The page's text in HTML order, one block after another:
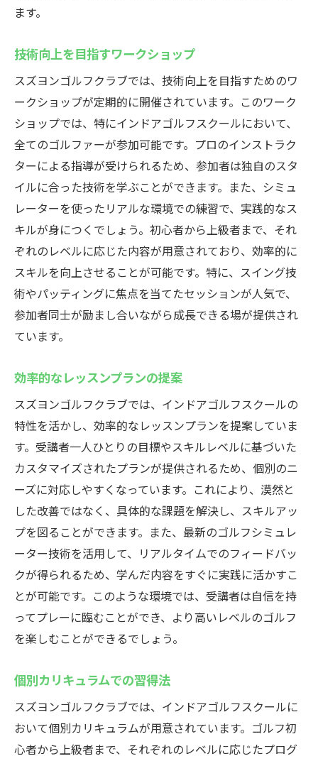
ます。
技術向上を目指すワークショップ
スズヨンゴルフクラブでは、技術向上を目指すためのワ
ークショップが定期的に開催されています。このワーク
ショップでは、特にインドアゴルフスクールにおいて、
全てのゴルファーが参加可能です。プロのインストラク
ターによる指導が受けられるため、参加者は独自のスタ
イルに合った技術を学ぶことができます。また、シミュ
レーターを使ったリアルな環境での練習で、実践的なス
キルが身につくでしょう。初心者から上級者まで、それ
ぞれのレベルに応じた内容が用意されており、効率的に
スキルを向上させることが可能です。特に、スイング技
術やパッティングに焦点を当てたセッションが人気で、
参加者同士が励まし合いながら成長できる場が提供され
ています。
効率的なレッスンプランの提案
スズヨンゴルフクラブでは、インドアゴルフスクールの
特性を活かし、効率的なレッスンプランを提案していま
す。受講者一人ひとりの目標やスキルレベルに基づいた
カスタマイズされたプランが提供されるため、個別のニ
ーズに対応しやすくなっています。これにより、漠然と
した改善ではなく、具体的な課題を解決し、スキルアッ
プを図ることができます。また、最新のゴルフシミュレ
ーター技術を活用して、リアルタイムでのフィードバッ
クが得られるため、学んだ内容をすぐに実践に活かすこ
とが可能です。このような環境では、受講者は自信を持
ってプレーに臨むことができ、より高いレベルのゴルフ
を楽しむことができるでしょう。
個別カリキュラムでの習得法
スズヨンゴルフクラブでは、インドアゴルフスクールに
おいて個別カリキュラムが用意されています。ゴルフ初
心者から上級者まで、それぞれのレベルに応じたプログ